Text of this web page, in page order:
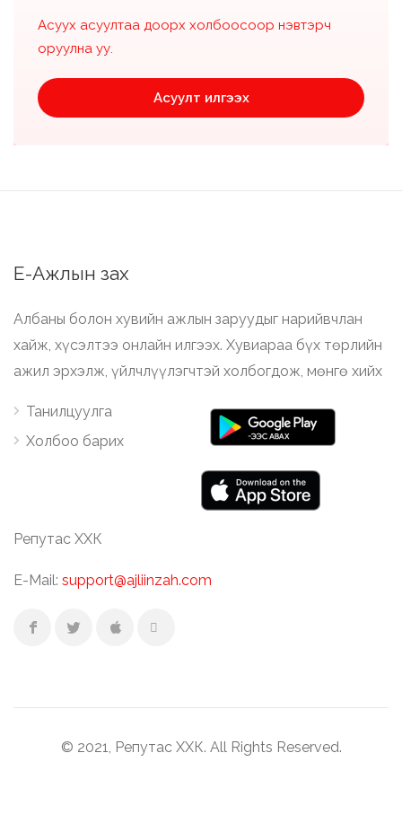
Асуух асуултаа доорх холбоосоор нэвтэрч
оруулна уу.
Асуулт илгээх
Е-Ажлын зах
Албаны болон хувийн ажлын заруудыг нарийвчлан
хайж, хүсэлтээ онлайн илгээх. Хувиараа бүх төрлийн
ажил эрхэлж, үйлчлүүлэгчтэй холбогдож, мөнгө хийх
Танилцуулга
Холбоо барих
Репутас ХХК
E-Mail: support@ajliinzah.com
© 2021, Репутас ХХК. All Rights Reserved.